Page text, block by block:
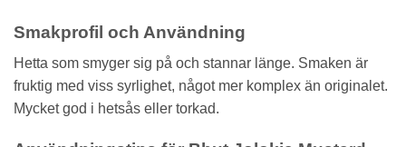
Smakprofil och Användning
Hetta som smyger sig på och stannar länge. Smaken är
fruktig med viss syrlighet, något mer komplex än originalet.
Mycket god i hetsås eller torkad.